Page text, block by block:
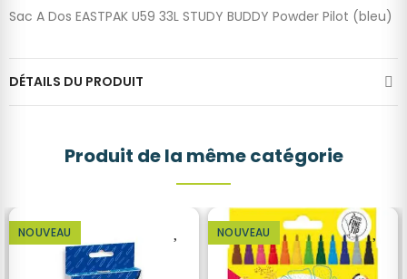
Sac A Dos EASTPAK U59 33L STUDY BUDDY Powder Pilot (bleu)
DÉTAILS DU PRODUIT
Produit de la même catégorie
NOUVEAU NOUVEAU